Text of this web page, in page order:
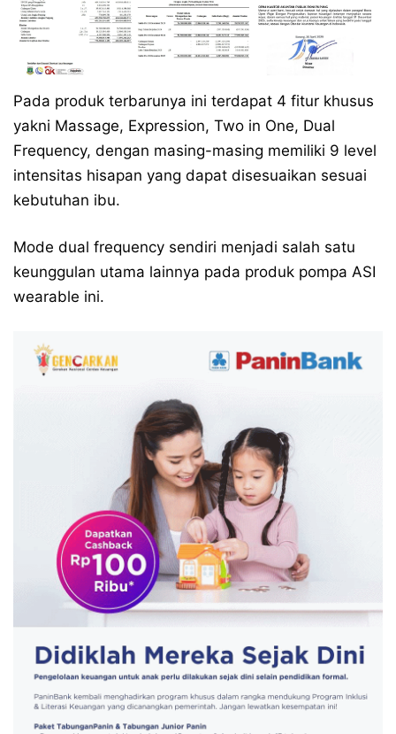
Pada produk terbarunya ini terdapat 4 fitur khusus
yakni Massage, Expression, Two in One, Dual
Frequency, dengan masing-masing memiliki 9 level
intensitas hisapan yang dapat disesuaikan sesuai
kebutuhan ibu.
Mode dual frequency sendiri menjadi salah satu
keunggulan utama lainnya pada produk pompa ASI
wearable ini.